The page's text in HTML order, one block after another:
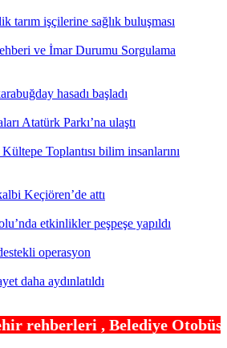
tarım işçilerine sağlık buluşması
ve İmar Durumu Sorgulama
hasadı başladı
Atatürk Parkı’na ulaştı
Toplantısı bilim insanlarını
Keçiören’de attı
etkinlikler peşpeşe yapıldı
operasyon
daha aydınlatıldı
, Belediye